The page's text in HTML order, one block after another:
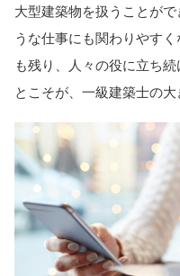
大型建築物を扱うことが
うな仕事にも関わりやす
も残り、人々の役に立ち
とこそが、一級建築士の大